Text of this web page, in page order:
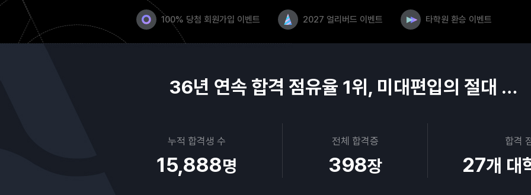
100% 당첨 회원가입 이벤트 2027 얼리버드 이벤트 타학원 환승 이벤트
36년 연속 합격 점유율 1위, 미대편입의 절대 강자
누적 합격생 수
15,888명
전체 합격증
398장
합격
27개 대